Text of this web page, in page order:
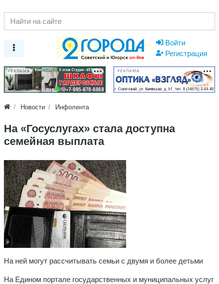
Войти
Регистрация
РЕКЛАМА РЕКЛАМА
Новости Инфолента
На «Госуслугах» стала доступна
семейная выплата
На ней могут рассчитывать семьи с двумя и более детьми
На Едином портале государственных и муниципальных услуг